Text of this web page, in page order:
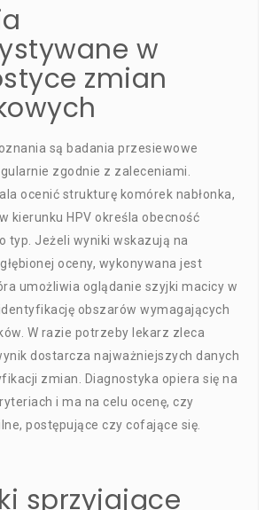
w
zmian
są badania przesiewowe
zgodnie z zaleceniami.
ocenić strukturę komórek nabłonka,
kierunku HPV określa obecność
typ. Jeżeli wyniki wskazują na
oceny, wykonywana jest
umożliwia oglądanie szyjki macicy w
obszarów wymagających
W razie potrzeby lekarz zleca
dostarcza najważniejszych danych
zmian. Diagnostyka opiera się na
i ma na celu ocenę, czy
postępujące czy cofające się.
sprzyjające